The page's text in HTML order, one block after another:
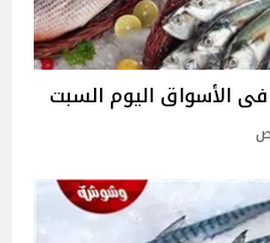
الأسواق اليوم السبت